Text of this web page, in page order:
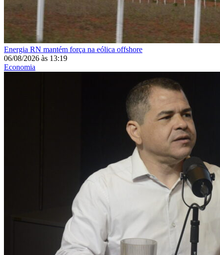
Energia RN mantém força na eólica offshore
06/08/2026 às 13:19
Economia